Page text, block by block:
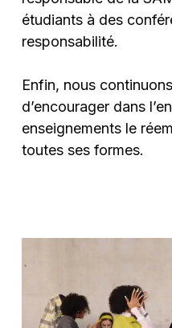
étudiants à des
responsabilité.
Enfin, nous
d’encourager dans
enseignements le
toutes ses formes.